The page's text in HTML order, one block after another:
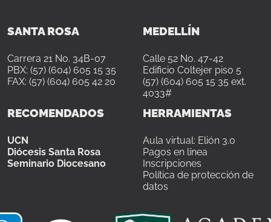
SANTA ROSA
Carrera 21 No. 34B-07
PBX: (57) (604) 605 15 35
FAX: (57) (604) 605 42 20
MEDELLÍN
Calle 52 No. 47-42
Edificio Coltejer piso 5
(57) (604) 605 15 35 ext.
4033#
RECOMENDADOS
UCN
Diócesis Santa Rosa
Seminario Diocesano
HERRAMIENTAS
Aula virtual: Elión 3.0
Pagos en línea
Inscripciones
Política de protección de
datos